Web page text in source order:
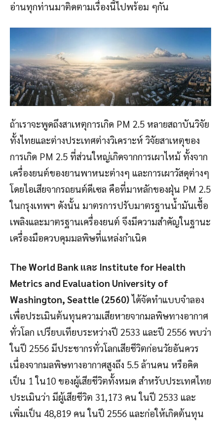
อ่านทุกท่านมาติดตามเรื่องนี้ไปพร้อม ๆกัน
ถ้าเราจะพูดถึงสาเหตุการเกิด PM 2.5 หลายสถาบันวิจัย
ทั้งไทยและต่างประเทศต่างวิเคราะห์ วิจัยสาเหตุของ
การเกิด PM 2.5 ที่ส่วนใหญ่เกิดจากการเผาไหม้ ทั้งจาก
เครื่องยนต์ของยานพาหนะต่างๆ และการเผาวัสดุต่างๆ
โดยไอเสียจากรถยนต์ดีเซล คือที่มาหลักของฝุ่น PM 2.5
ในกรุงเทพฯ ดังนั้น มาตรการปรับมาตรฐานน้ำมันเชื้อ
เพลิงและมาตรฐานเครื่องยนต์ จึงมีความสำคัญในฐานะ
เครื่องมือควบคุมมลพิษที่แหล่งกำเนิด
The World Bank และ Institute for Health
Metrics and Evaluation University of
Washington, Seattle (2560)ได้จัดทำแบบจำลอง
เพื่อประเมินต้นทุนความเสียหายจากมลพิษทางอากาศ
ทั่วโลก เปรียบเทียบระหว่างปี 2533 และปี 2556 พบว่า
ในปี 2556 มีประชากรทั่วโลกเสียชีวิตก่อนวัยอันควร
เนื่องจากมลพิษทางอากาศสูงถึง 5.5 ล้านคน หรือคิด
เป็น 1 ใน10 ของผู้เสียชีวิตทั้งหมด สำหรับประเทศไทย
ประเมินว่า มีผู้เสียชีวิต 31,173 คน ในปี 2533 และ
เพิ่มเป็น 48,819 คน ในปี 2556 และก่อให้เกิดต้นทุน